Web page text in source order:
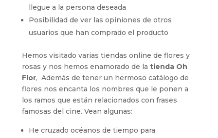
llegue a la persona deseada
Posibilidad de ver las opiniones de otros
usuarios que han comprado el producto
Hemos visitado varias tiendas online de flores y
rosas y nos hemos enamorado de la tienda Oh
Flor, Además de tener un hermoso catálogo de
flores nos encanta los nombres que le ponen a
los ramos que están relacionados con frases
famosas del cine. Vean algunas:
He cruzado océanos de tiempo para